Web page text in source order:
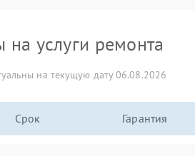
на услуги ремонта
на текущую дату 06.08.2026
Срок Гарантия